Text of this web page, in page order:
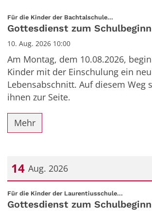
Für die Kinder der Bachtalschule...
Gottesdienst zum Schulbeginn
10. Aug. 2026 10:00
Am Montag, dem 10.08.2026,
Kinder mit der Einschulung ein
Lebensabschnitt. Auf diesem Weg
ihnen zur Seite.
Mehr
14 Aug. 2026
Datum: 14. August 2026
Für die Kinder der Laurentiusschule...
Gottesdienst zum Schulbeginn